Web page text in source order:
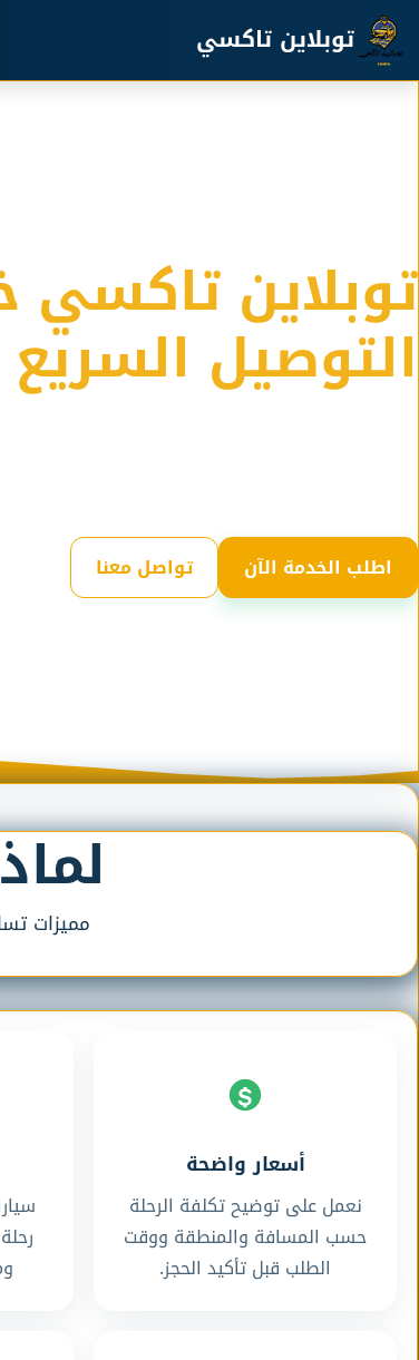
تخطي إلى المحتوى الرئيسي
توبلاين تاكسي
توبلاين تاكسي
التوصيل السريع
اطلب الخدمة الآن تواصل معنا
مميزات
أسعار واضحة
نعمل على توضيح تكلفة الرحلة
حسب المسافة والمنطقة ووقت
الطلب قبل تأكيد الحجز.